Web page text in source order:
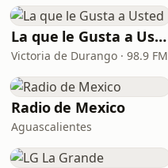
La que le Gusta a Usted
Victoria de Durango · 98.9 FM
Radio de Mexico
Aguascalientes